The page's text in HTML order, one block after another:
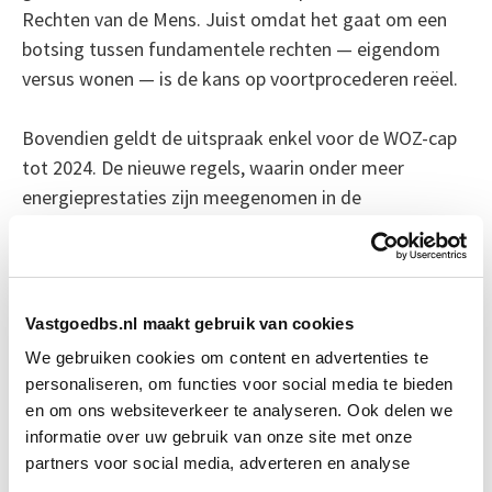
Vastgoedbs.nl maakt gebruik van cookies
We gebruiken cookies om content en advertenties te
personaliseren, om functies voor social media te bieden
en om ons websiteverkeer te analyseren. Ook delen we
informatie over uw gebruik van onze site met onze
partners voor social media, adverteren en analyse
Rechten van de Mens. Juist omdat het gaat om een
botsing tussen fundamentele rechten — eigendom
versus wonen — is de kans op voortprocederen reëel.
Bovendien geldt de uitspraak enkel voor de WOZ-cap
tot 2024. De nieuwe regels, waarin onder meer
energieprestaties zijn meegenomen in de
puntentelling, zijn niet meegenomen in deze zaak. Wie
die wél wil aanvechten, zal dus een nieuwe procedure
moeten starten.
Bron: fd.nl
Boeiend verhaal? Duik dan eens
in deze opleidingen: